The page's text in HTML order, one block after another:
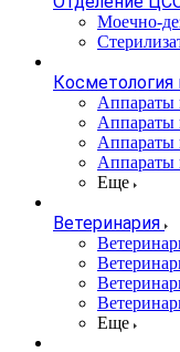
Моечно-
Косметология
Аппараты
Аппараты
Аппараты
Аппараты
Еще
Ветеринария
Еще